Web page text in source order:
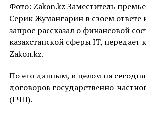
Фото: Zakon.kz Заместитель
Серик Жумангарин в своем ответе
запрос рассказал о финансовой
казахстанской сферы IT, передает
Zakon.kz.
По его данным, в целом на
договоров государственно-
(ГЧП).